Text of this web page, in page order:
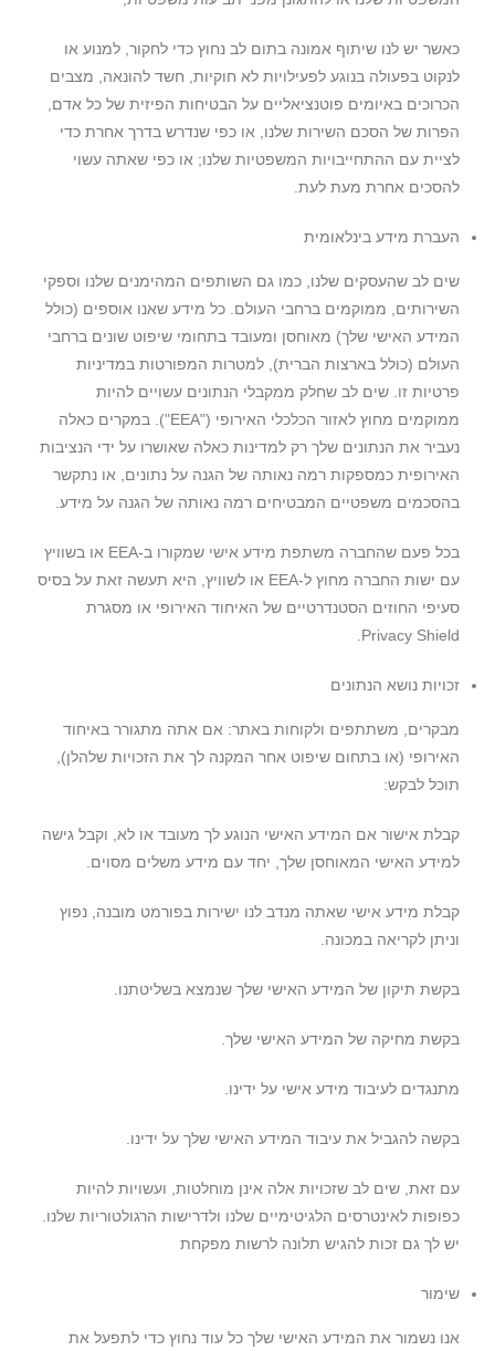
כאשר יש לנו שיתוף אמונה בתום לב נחוץ כדי לחקור, למנוע או
לנקוט בפעולה בנוגע לפעילויות לא חוקיות, חשד להונאה, מצבים
הכרוכים באיומים פוטנציאליים על הבטיחות הפיזית של כל אדם,
הפרות של הסכם השירות שלנו, או כפי שנדרש בדרך אחרת כדי
לציית עם ההתחייבויות המשפטיות שלנו; או כפי שאתה עשוי
להסכים אחרת מעת לעת.
העברת מידע בינלאומית
שים לב שהעסקים שלנו, כמו גם השותפים המהימנים שלנו וספקי
השירותים, ממוקמים ברחבי העולם. כל מידע שאנו אוספים (כולל
המידע האישי שלך) מאוחסן ומעובד בתחומי שיפוט שונים ברחבי
העולם (כולל בארצות הברית), למטרות המפורטות במדיניות
פרטיות זו. שים לב שחלק ממקבלי הנתונים עשויים להיות
ממוקמים מחוץ לאזור הכלכלי האירופי ("EEA"). במקרים כאלה
נעביר את הנתונים שלך רק למדינות כאלה שאושרו על ידי הנציבות
האירופית כמספקות רמה נאותה של הגנה על נתונים, או נתקשר
בהסכמים משפטיים המבטיחים רמה נאותה של הגנה על מידע.
בכל פעם שהחברה משתפת מידע אישי שמקורו ב-EEA או בשוויץ
עם ישות החברה מחוץ ל-EEA או לשוויץ, היא תעשה זאת על בסיס
סעיפי החוזים הסטנדרטיים של האיחוד האירופי או מסגרת
Privacy Shield.
זכויות נושא הנתונים
מבקרים, משתתפים ולקוחות באתר: אם אתה מתגורר באיחוד
האירופי (או בתחום שיפוט אחר המקנה לך את הזכויות שלהלן),
תוכל לבקש:
קבלת אישור אם המידע האישי הנוגע לך מעובד או לא, וקבל גישה
למידע האישי המאוחסן שלך, יחד עם מידע משלים מסוים.
קבלת מידע אישי שאתה מנדב לנו ישירות בפורמט מובנה, נפוץ
וניתן לקריאה במכונה.
בקשת תיקון של המידע האישי שלך שנמצא בשליטתנו.
בקשת מחיקה של המידע האישי שלך.
מתנגדים לעיבוד מידע אישי על ידינו.
בקשה להגביל את עיבוד המידע האישי שלך על ידינו.
עם זאת, שים לב שזכויות אלה אינן מוחלטות, ועשויות להיות
כפופות לאינטרסים הלגיטימיים שלנו ולדרישות הרגולטוריות שלנו.
יש לך גם זכות להגיש תלונה לרשות מפקחת
שימור
אנו נשמור את המידע האישי שלך כל עוד נחוץ כדי לתפעל את